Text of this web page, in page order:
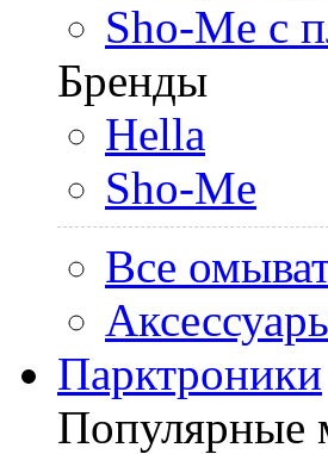
Sho-Me с
Бренды
Hella
Sho-Me
Все
Парктроники
Популярные